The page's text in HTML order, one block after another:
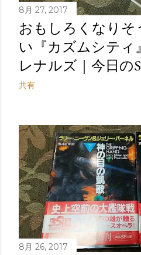
8月 27, 2017
おもしろくなりそ
い『カズムシティ
レナルズ｜今日の
共有
8月 26, 2017